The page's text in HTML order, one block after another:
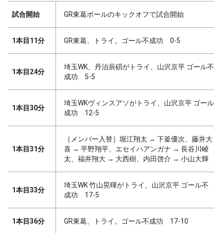
試合開始 GR東葛ボールのキックオフで試合開始
1本目11分 GR東葛、トライ。ゴール不成功 0-5
1本目24分
埼玉WK、丹治辰碩がトライ、山沢京平 ゴール不
成功 5-5
1本目30分
埼玉WKヴィンスアソがトライ、山沢京平 ゴール
成功 12-5
1本目31分
［メンバー入替］堀江翔太 → 下釜優次、藤井大
喜 → 平野翔平、エセイハアンガナ → 長谷川崚
太、福井翔大 → 大西樹、内田啓介 → 小山大輝
1本目33分
埼玉WK 竹山晃暉がトライ、山沢京平 ゴール不
成功 17-5
1本目36分 GR東葛、トライ。ゴール不成功 17-10